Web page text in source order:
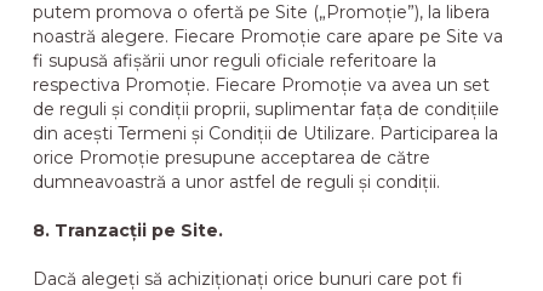
putem promova o ofertă pe Site („Promoție”), la libera
noastră alegere. Fiecare Promoție care apare pe Site va
fi supusă afișării unor reguli oficiale referitoare la
respectiva Promoție. Fiecare Promoție va avea un set
de reguli și condiții proprii, suplimentar fața de condițiile
din acești Termeni și Condiții de Utilizare. Participarea la
orice Promoție presupune acceptarea de către
dumneavoastră a unor astfel de reguli și condiții.
8. Tranzacții pe Site.
Dacă alegeți să achiziționați orice bunuri care pot fi